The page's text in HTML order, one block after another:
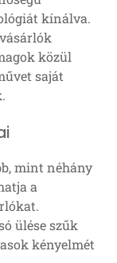
kínálva.
közül
saját
mint néhány
a
ülése szűk
kényelmét